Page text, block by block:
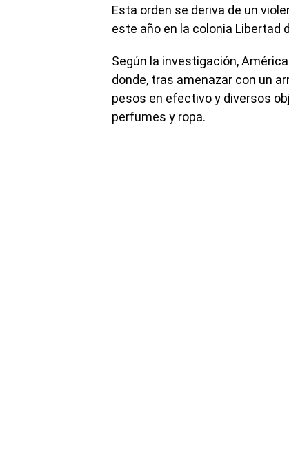
Esta orden se deriva de un
este año en la colonia Libertad
Según la investigación,
donde, tras amenazar con un
pesos en efectivo y diversos
perfumes y ropa.